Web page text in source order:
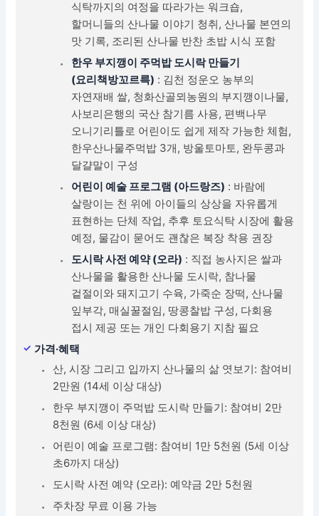
식탁까지의 여정을 따라가는 워크숍,
할머니들의 산나물 이야기 청취, 산나물 본연의
맛 기록, 조리된 산나물 반찬 초밥 시식 포함
한우 부지깽이 주먹밥 도시락 만들기
(요리책방꼬르륵) : 김천 정운오 농부의
자연재배 쌀, 청화산골뫼농원의 부지깽이나물,
사보리은행의 국산 참기름 사용, 편백나무
오니기리틀로 어린이도 쉽게 제작 가능한 체험,
한우산나물주먹밥 3개, 방울토마토, 완두콩과
달걀말이 구성
어린이 예술 프로그램 (아드랑즈) : 바람에
살랑이는 천 위에 아이들의 상상을 자유롭게
표현하는 단체 작업, 추후 토요식탁 시장에 활용
예정, 물감이 묻어도 괜찮은 복장 착용 권장
도시락 사전 예약 (오라) : 직접 농사지은 쌀과
산나물을 활용한 산나물 도시락, 참나물
겉절이와 돼지고기 수육, 가죽순 장떡, 산나물
잎부각, 매실꿀절임, 땅콩찰밥 구성, 다회용
접시 제공 또는 개인 다회용기 지참 필요
가격·혜택
산, 시장 그리고 입까지 산나물의 삶 엿보기: 참여비
2만원 (14세 이상 대상)
한우 부지깽이 주먹밥 도시락 만들기: 참여비 2만
8천원 (6세 이상 대상)
어린이 예술 프로그램: 참여비 1만 5천원 (5세 이상
초6까지 대상)
도시락 사전 예약 (오라): 예약금 2만 5천원
주차장 무료 이용 가능